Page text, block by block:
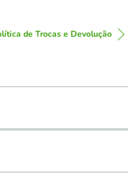
de Trocas e Devolução